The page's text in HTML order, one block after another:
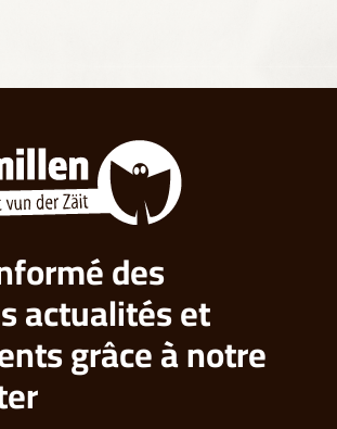
des
actualités et
grâce à notre